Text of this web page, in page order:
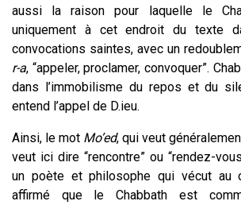
aussi la raison pour laquelle le
uniquement à cet endroit du texte
convocations saintes, avec un
r-a, “appeler, proclamer, convoquer”.
dans l’immobilisme du repos et du
entend l’appel de D.ieu.
Ainsi, le mot Mo’ed, qui veut
veut ici dire “rencontre” ou “rendez-
un poète et philosophe qui vécut au
affirmé que le Chabbath est